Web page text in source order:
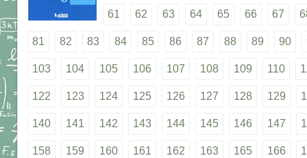
61 62 63 64 65 66 67
81 82 83 84 85 86 87 88 89 90
103 104 105 106 107 108 109 110
122 123 124 125 126 127 128 129
140 141 142 143 144 145 146 147
158 159 160 161 162 163 165 166